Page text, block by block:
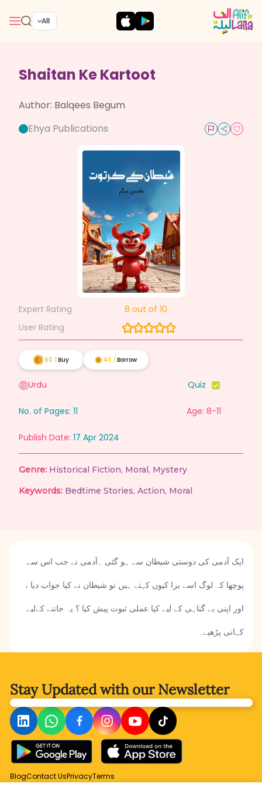
AR
Shaitan Ke Kartoot
Author: Balqees Begum
Ehya Publications
Expert Rating 8 out of 10
User Rating
60 Buy 40 Borrow
Urdu Quiz
No. of Pages: 11 Age: 8-11
Publish Date: 17 Apr 2024
Genre: Historical Fiction, Moral, Mystery
Keywords: Bedtime Stories, Action, Moral
ایک آدمی کی دوستی شیطان سے ہو گئی ۔آدمی نے جب اس سے
پوچھا کہ لوگ اسے برا کیوں کہتے ہیں تو شیطان نے کیا جواب دیا ،
اور اپنی بے گناہی کے لیے کیا عملی ثبوت پیش کیا ؟ یہ جاننے کےلیے
کہانی پڑھیے۔
Stay Updated withour Newsletter
BlogContact UsPrivacyTerms